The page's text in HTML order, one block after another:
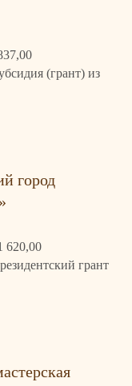
(грант) из
город
620,00
грант